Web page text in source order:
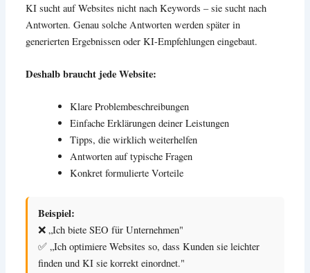
KI sucht auf Websites nicht nach Keywords – sie sucht nach
Antworten. Genau solche Antworten werden später in
generierten Ergebnissen oder KI-Empfehlungen eingebaut.
Deshalb braucht jede Website:
Klare Problembeschreibungen
Einfache Erklärungen deiner Leistungen
Tipps, die wirklich weiterhelfen
Antworten auf typische Fragen
Konkret formulierte Vorteile
Beispiel:
❌ „Ich biete SEO für Unternehmen"
✅ „Ich optimiere Websites so, dass Kunden sie leichter
finden und KI sie korrekt einordnet."